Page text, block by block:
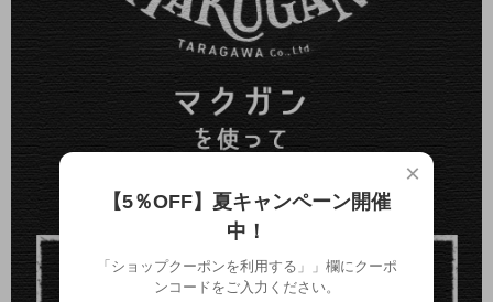
×
【5％OFF】夏キャンペーン開催
中！
「ショップクーポンを利用する」」欄にクーポ
ンコードをご入力ください。